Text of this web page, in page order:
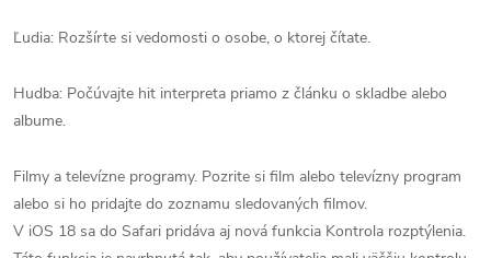
Ľudia: Rozšírte si vedomosti o osobe, o ktorej čítate.
Hudba: Počúvajte hit interpreta priamo z článku o skladbe alebo
albume.
Filmy a televízne programy. Pozrite si film alebo televízny program
alebo si ho pridajte do zoznamu sledovaných filmov.
V iOS 18 sa do Safari pridáva aj nová funkcia Kontrola rozptýlenia.